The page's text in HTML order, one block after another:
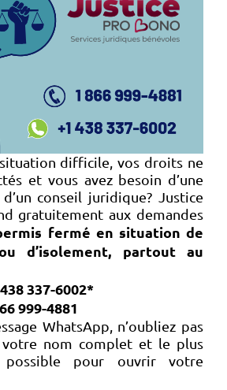
difficile, vos droits ne
et vous avez besoin d’une
conseil juridique? Justice
gratuitement aux demandes
fermé en situation de
d’isolement, partout au
337-6002*
999-4881
WhatsApp, n’oubliez pas
nom complet et le plus
possible pour ouvrir votre